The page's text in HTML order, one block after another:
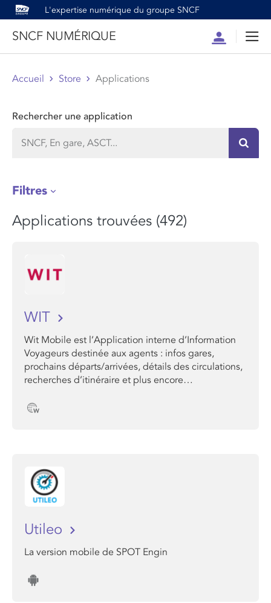
L'expertise numérique du groupe SNCF
SNCF NUMÉRIQUE
Compte
Accueil Store Applications
Rechercher une application
Filtres
Applications trouvées (492)
WIT
Wit Mobile est l’Application interne d’Information
Voyageurs destinée aux agents : infos gares,
prochains départs/arrivées, détails des circulations,
recherches d’itinéraire et plus encore…
Utileo
La version mobile de SPOT Engin